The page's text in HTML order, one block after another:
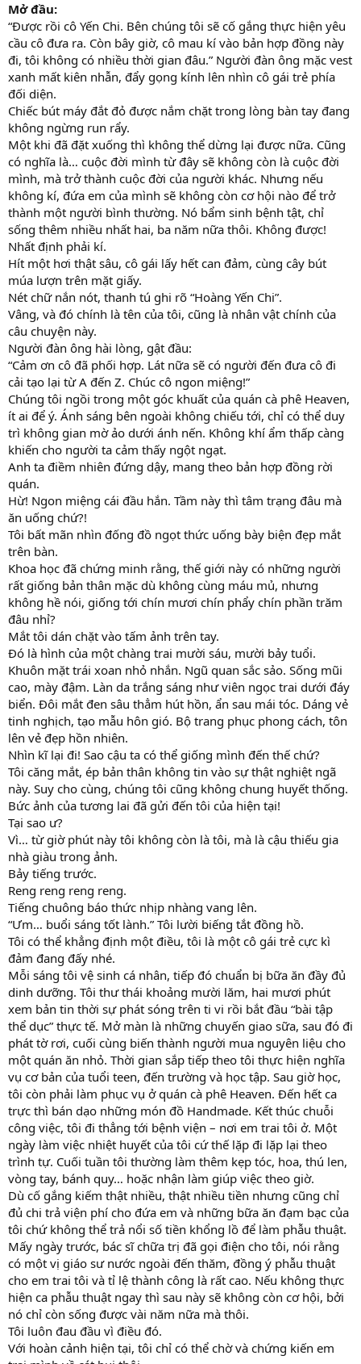
Mở đầu:
“Được rồi cô Yến Chi. Bên chúng tôi sẽ cố gắng thực hiện yêu
cầu cô đưa ra. Còn bây giờ, cô mau kí vào bản hợp đồng này
đi, tôi không có nhiều thời gian đâu.” Người đàn ông mặc vest
xanh mất kiên nhẫn, đẩy gọng kính lên nhìn cô gái trẻ phía
đối diện.
Chiếc bút máy đắt đỏ được nắm chặt trong lòng bàn tay đang
không ngừng run rẩy.
Một khi đã đặt xuống thì không thể dừng lại được nữa. Cũng
có nghĩa là… cuộc đời mình từ đây sẽ không còn là cuộc đời
mình, mà trở thành cuộc đời của người khác. Nhưng nếu
không kí, đứa em của mình sẽ không còn cơ hội nào để trở
thành một người bình thường. Nó bẩm sinh bệnh tật, chỉ
sống thêm nhiều nhất hai, ba năm nữa thôi. Không được!
Nhất định phải kí.
Hít một hơi thật sâu, cô gái lấy hết can đảm, cùng cây bút
múa lượn trên mặt giấy.
Nét chữ nắn nót, thanh tú ghi rõ “Hoàng Yến Chi”.
Vâng, và đó chính là tên của tôi, cũng là nhân vật chính của
câu chuyện này.
Người đàn ông hài lòng, gật đầu:
“Cảm ơn cô đã phối hợp. Lát nữa sẽ có người đến đưa cô đi
cải tạo lại từ A đến Z. Chúc cô ngon miệng!”
Chúng tôi ngồi trong một góc khuất của quán cà phê Heaven,
ít ai để ý. Ánh sáng bên ngoài không chiếu tới, chỉ có thể duy
trì không gian mờ ảo dưới ánh nến. Không khí ẩm thấp càng
khiến cho người ta cảm thấy ngột ngạt.
Anh ta điềm nhiên đứng dậy, mang theo bản hợp đồng rời
quán.
Hừ! Ngon miệng cái đầu hắn. Tầm này thì tâm trạng đâu mà
ăn uống chứ?!
Tôi bất mãn nhìn đống đồ ngọt thức uống bày biện đẹp mắt
trên bàn.
Khoa học đã chứng minh rằng, thế giới này có những người
rất giống bản thân mặc dù không cùng máu mủ, nhưng
không hề nói, giống tới chín mươi chín phẩy chín phần trăm
đâu nhỉ?
Mắt tôi dán chặt vào tấm ảnh trên tay.
Đó là hình của một chàng trai mười sáu, mười bảy tuổi.
Khuôn mặt trái xoan nhỏ nhắn. Ngũ quan sắc sảo. Sống mũi
cao, mày đậm. Làn da trắng sáng như viên ngọc trai dưới đáy
biển. Đôi mắt đen sâu thẳm hút hồn, ẩn sau mái tóc. Dáng vẻ
tinh nghịch, tạo mẫu hôn gió. Bộ trang phục phong cách, tôn
lên vẻ đẹp hồn nhiên.
Nhìn kĩ lại đi! Sao cậu ta có thể giống mình đến thế chứ?
Tôi căng mắt, ép bản thân không tin vào sự thật nghiệt ngã
này. Suy cho cùng, chúng tôi cũng không chung huyết thống.
Bức ảnh của tương lai đã gửi đến tôi của hiện tại!
Tại sao ư?
Vì… từ giờ phút này tôi không còn là tôi, mà là cậu thiếu gia
nhà giàu trong ảnh.
Bảy tiếng trước.
Reng reng reng reng.
Tiếng chuông báo thức nhịp nhàng vang lên.
“Ưm… buổi sáng tốt lành.” Tôi lười biếng tắt đồng hồ.
Tôi có thể khẳng định một điều, tôi là một cô gái trẻ cực kì
đảm đang đấy nhé.
Mỗi sáng tôi vệ sinh cá nhân, tiếp đó chuẩn bị bữa ăn đầy đủ
dinh dưỡng. Tôi thư thái khoảng mười lăm, hai mươi phút
xem bản tin thời sự phát sóng trên ti vi rồi bắt đầu “bài tập
thể dục” thực tế. Mở màn là những chuyến giao sữa, sau đó đi
phát tờ rơi, cuối cùng biến thành người mua nguyên liệu cho
một quán ăn nhỏ. Thời gian sắp tiếp theo tôi thực hiện nghĩa
vụ cơ bản của tuổi teen, đến trường và học tập. Sau giờ học,
tôi còn phải làm phục vụ ở quán cà phê Heaven. Đến hết ca
trực thì bán dạo những món đồ Handmade. Kết thúc chuỗi
công việc, tôi đi thẳng tới bệnh viện – nơi em trai tôi ở. Một
ngày làm việc nhiệt huyết của tôi cứ thế lặp đi lặp lại theo
trình tự. Cuối tuần tôi thường làm thêm kẹp tóc, hoa, thú len,
vòng tay, bánh quy… hoặc nhận làm giúp việc theo giờ.
Dù cố gắng kiếm thật nhiều, thật nhiều tiền nhưng cũng chỉ
đủ chi trả viện phí cho đứa em và những bữa ăn đạm bạc của
tôi chứ không thể trả nổi số tiền khổng lồ để làm phẫu thuật.
Mấy ngày trước, bác sĩ chữa trị đã gọi điện cho tôi, nói rằng
có một vị giáo sư nước ngoài đến thăm, đồng ý phẫu thuật
cho em trai tôi và tỉ lệ thành công là rất cao. Nếu không thực
hiện ca phẫu thuật ngay thì sau này sẽ không còn cơ hội, bởi
nó chỉ còn sống được vài năm nữa mà thôi.
Tôi luôn đau đầu vì điều đó.
Với hoàn cảnh hiện tại, tôi chỉ có thể chờ và chứng kiến em